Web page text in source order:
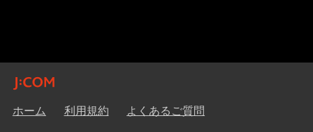
ホーム 利用規約 よくあるご質問